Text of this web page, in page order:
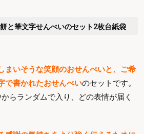
と筆文字せんべいのセット2枚台紙袋
まいそうな笑顔のおせんべいと、ご希
で書かれたおせんべいのセットです。
らランダムで入り、どの表情が届く